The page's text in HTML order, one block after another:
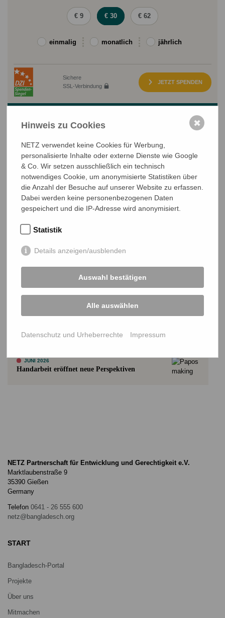
€ 9 € 30 € 62
einmalig monatlich jährlich
Sichere
SSL-Verbindung
JETZT SPENDEN
Klimagerechte Zukunft
Bodenerosion
Weitere Projektupdates ALLE UPDATES
JULI 2026
Mädchenmannschaft gewinnt Primary Gold
Cup
Wir gegen Unrecht
JUNI 2026
Handarbeit eröffnet neue Perspektiven
NETZ Partnerschaft für Entwicklung und Gerechtigkeit e.V.
Marktlaubenstraße 9
35390 Gießen
Germany
Telefon 0641 - 26 555 600
netz@bangladesch.org
START
Bangladesch-Portal
Projekte
Über uns
Mitmachen
Hinweis zu Cookies
NETZ verwendet keine Cookies für Werbung,
personalisierte Inhalte oder externe Dienste wie Google
& Co. Wir setzen ausschließlich ein technisch
notwendiges Cookie, um anonymisierte Statistiken über
die Anzahl der Besuche auf unserer Website zu erfassen.
Dabei werden keine personenbezogenen Daten
gespeichert und die IP-Adresse wird anonymisiert.
Statistik
Details anzeigen/ausblenden
Auswahl bestätigen
Alle auswählen
Datenschutz und Urheberrechte Impressum
✖